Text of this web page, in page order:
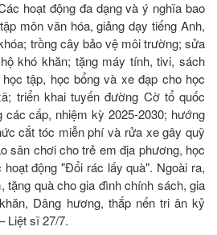
hoạt động đa dạng và ý nghĩa bao
môn văn hóa, giảng dạy tiếng Anh,
trồng cây bảo vệ môi trường; sửa
khó khăn; tặng máy tính, tivi, sách
tập, học bổng và xe đạp cho học
triển khai tuyến đường Cờ tổ quốc
cấp, nhiệm kỳ 2025-2030; hướng
cắt tóc miễn phí và rửa xe gây quỹ
sân chơi cho trẻ em địa phương, học
động "Đổi rác lấy quà". Ngoài ra,
tặng quà cho gia đình chính sách, gia
Dâng hương, thắp nến tri ân kỷ
Liệt sĩ 27/7.